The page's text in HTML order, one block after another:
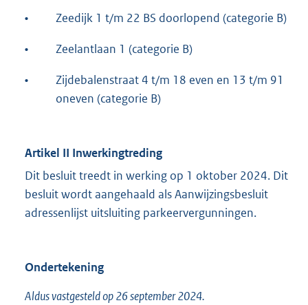
• Zeedijk 1 t/m 22 BS doorlopend (categorie B)
• Zeelantlaan 1 (categorie B)
•
Zijdebalenstraat 4 t/m 18 even en 13 t/m 91
oneven (categorie B)
Artikel II Inwerkingtreding
Dit besluit treedt in werking op 1 oktober 2024. Dit
besluit wordt aangehaald als Aanwijzingsbesluit
adressenlijst uitsluiting parkeervergunningen.
Ondertekening
Aldus vastgesteld op 26 september 2024.